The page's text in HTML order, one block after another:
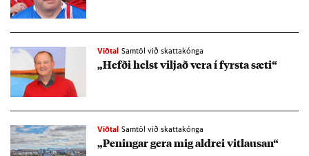
Viðtal Samtöl við skattakónga
„Hefði helst vilj­að vera í fyrsta sæti“
Viðtal Samtöl við skattakónga
„Pen­ing­ar gera mig aldrei vit­laus­an“